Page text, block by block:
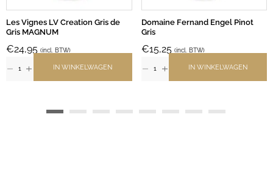
Les Vignes LV Creation Gris de
Gris MAGNUM
€24,95 (incl. BTW)
IN WINKELWAGEN
Domaine Fernand Engel Pinot
Gris
€15,25 (incl. BTW)
IN WINKELWAGEN